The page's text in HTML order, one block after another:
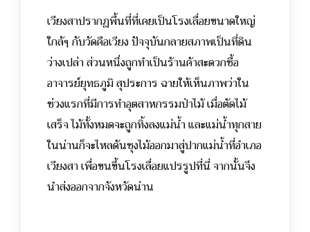
เวียงสาปรากฏพื้นที่ที่เคยเป็นโรงเลื่อยขนาดใหญ่
ใกล้ๆ กับวัดคือเวียง ปัจจุบันกลายสภาพเป็นที่ดิน
ว่างเปล่า ส่วนหนึ่งถูกทำเป็นร้านค้าสะดวกซื้อ
อาจารย์ยุทธภูมิ สุประการ ฉายให้เห็นภาพว่าใน
ช่วงแรกที่มีการทำอุตสาหกรรมป่าไม้ เมื่อตัดไม้
เสร็จ ไม้ทั้งหมดจะถูกทิ้งลงแม่น้ำ และแม่น้ำทุกสาย
ในน่านก็จะไหลดันซุงไม้ออกมาสู่ปากแม่น้ำที่อำเภอ
เวียงสา เพื่อขนขึ้นโรงเลื่อยแปรรูปที่นี่ จากนั้นจึง
นำส่งออกจากจังหวัดน่าน